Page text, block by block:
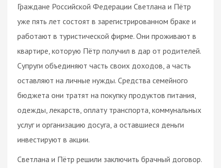
Граждане Российской Федерации Светлана и Пётр
уже пять лет состоят в зарегистрированном браке и
работают в туристической фирме. Они проживают в
квартире, которую Пётр получил в дар от родителей.
Супруги объединяют часть своих доходов, а часть
оставляют на личные нужды. Средства семейного
бюджета они тратят на покупку продуктов питания,
одежды, лекарств, оплату транспорта, коммунальных
услуг и организацию досуга, а оставшиеся деньги
инвестируют в акции.
Светлана и Пётр решили заключить брачный договор.